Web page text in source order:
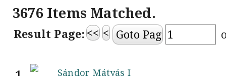
3676 Items Matched.
Result Page:<< <
Sándor Mátyás I